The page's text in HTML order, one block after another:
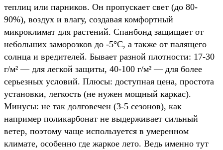
теплиц или парников. Он пропускает свет (до 80-
90%), воздух и влагу, создавая комфортный
микроклимат для растений. Спанбонд защищает от
небольших заморозков до -5°C, а также от палящего
солнца и вредителей. Бывает разной плотности: 17-30
г/м² — для легкой защиты, 40-100 г/м² — для более
серьезных условий. Плюсы: доступная цена, простота
установки, легкость (не нужен мощный каркас).
Минусы: не так долговечен (3-5 сезонов), как
например поликарбонат не выдерживает сильный
ветер, поэтому чаще используется в умеренном
климате, особенно где жаркое лето. Ведь именно тут